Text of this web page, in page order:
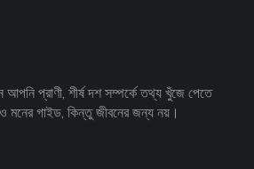
প্রাণী, শীর্ষ দশ সম্পর্কে তথ্য খুঁজে পেতে
মনের গাইড, কিন্তু জীবনের জন্য নয়।